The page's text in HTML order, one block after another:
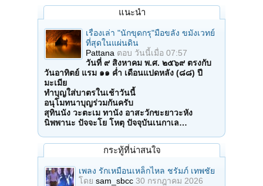
แนะนำ
เรื่องเล่า "นักขุดกรุ"มือขลัง ขมังเวทย์
ที่สุดในแผ่นดิน
Pattana ตอบ วันนี้เมื่อ 07:57
วันที่ ๙ สิงหาคม พ.ศ. ๒๕๖๙ ตรงกับ
วันอาทิตย์ แรม ๑๑ ค่ำ เดือนแปดหลัง (๘๘) ปี
มะเมีย
ทำบุญใส่บาตรในเช้าวันนี้
อนุโมทนาบุญร่วมกันครับ
สุทินนัง วะตะเม ทานัง อาสะวักขะยาวะหัง
นิพพานะ ปัจจะโย โหตุ ปัจจุบันเนกาเล…
กระทู้ที่น่าสนใจ
เพลง รักเหมือนเหล็กไหล ชรัมภ์ เทพชัย
โดย sam_sbcc 30 กรกฎาคม 2026